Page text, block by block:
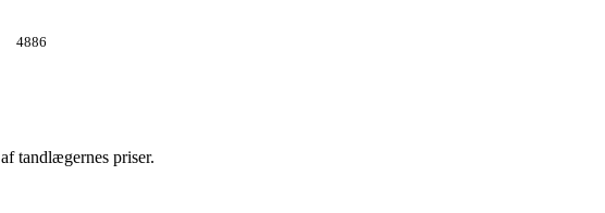
4886
af tandlægernes priser.